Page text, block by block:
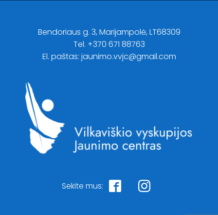
Bendoriaus g. 3, Marijampolė, LT68309
Tel. +370 671 88763
El. paštas: jaunimo.vvjc@gmail.com
Sekite mus: